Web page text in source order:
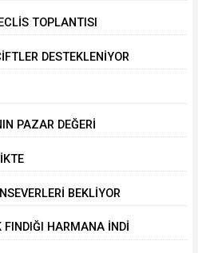
TOPLANTISI
DESTEKLENİYOR
PAZAR DEĞERİ
BEKLİYOR
FINDIĞI HARMANA İNDİ